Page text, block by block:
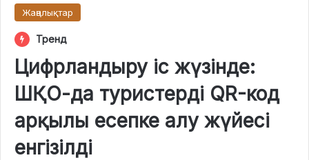
Жаңалықтар
Тренд
Цифрландыру іс жүзінде:
ШҚО-да туристерді QR-код
арқылы есепке алу жүйесі
енгізілді